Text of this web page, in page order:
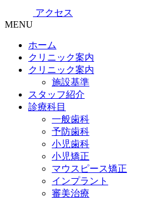
アクセス
MENU
ホーム
クリニック案内
クリニック案内
施設基準
スタッフ紹介
診療科目
一般歯科
予防歯科
小児歯科
小児矯正
マウスピース矯正
インプラント
審美治療